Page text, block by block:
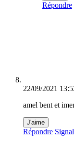
Répondre
22/09/2021
amel bent et
J'aime
Répondre